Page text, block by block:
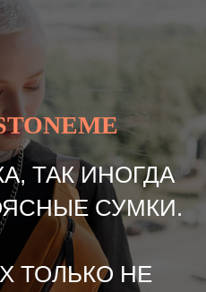
ТАК ИНОГДА
СУМКИ.
ТОЛЬКО НЕ